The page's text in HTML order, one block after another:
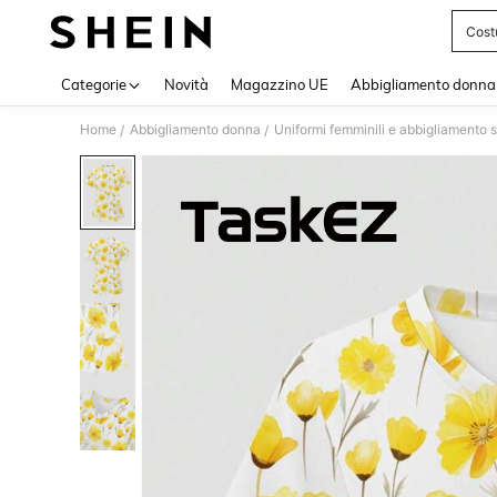
Categorie Novità Magazzino UE Abbigliamento donna
Home / Abbigliamento donna / Uniformi femminili e abbigliamento